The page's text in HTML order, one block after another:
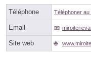
Téléphone Téléphoner au
Email
Site web